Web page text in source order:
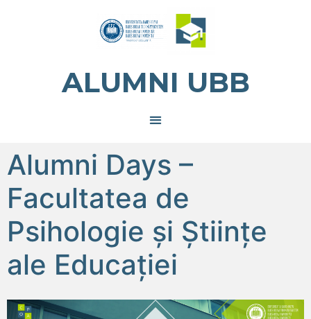
ALUMNI UBB
Alumni Days –
Facultatea de
Psihologie și Științe
ale Educației